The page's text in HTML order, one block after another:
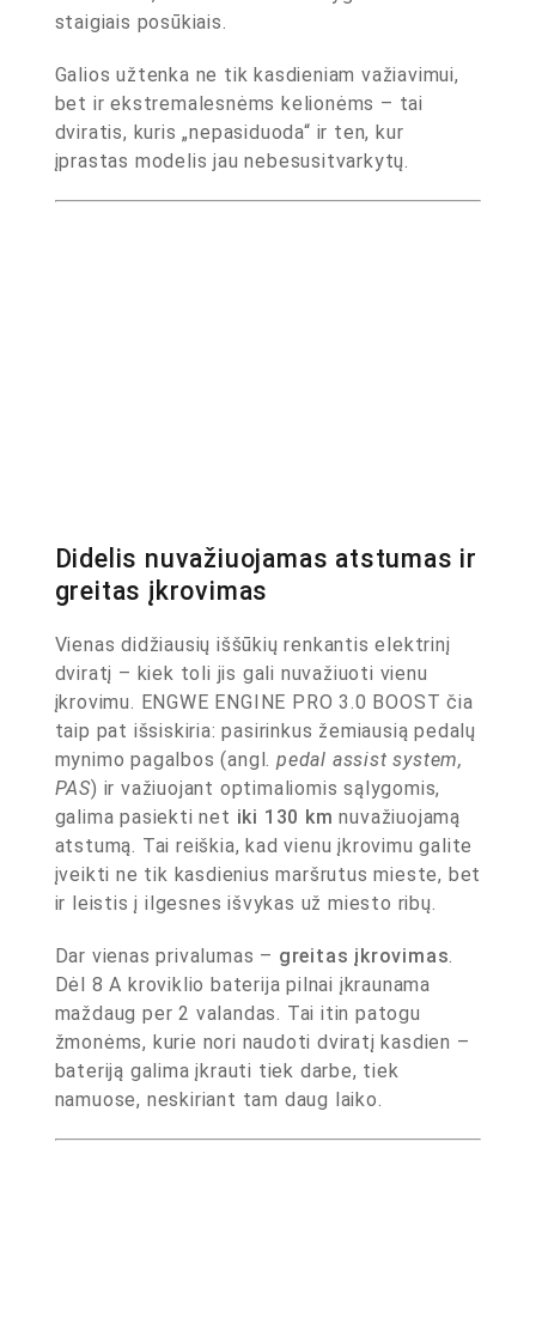
staigiais posūkiais.
Galios užtenka ne tik kasdieniam važiavimui,
bet ir ekstremalesnėms kelionėms – tai
dviratis, kuris „nepasiduoda“ ir ten, kur
įprastas modelis jau nebesusitvarkytų.
Didelis nuvažiuojamas atstumas ir
greitas įkrovimas
Vienas didžiausių iššūkių renkantis elektrinį
dviratį – kiek toli jis gali nuvažiuoti vienu
įkrovimu. ENGWE ENGINE PRO 3.0 BOOST čia
taip pat išsiskiria: pasirinkus žemiausią pedalų
mynimo pagalbos (angl. pedal assist system,
PAS) ir važiuojant optimaliomis sąlygomis,
galima pasiekti net iki 130 km nuvažiuojamą
atstumą. Tai reiškia, kad vienu įkrovimu galite
įveikti ne tik kasdienius maršrutus mieste, bet
ir leistis į ilgesnes išvykas už miesto ribų.
Dar vienas privalumas – greitas įkrovimas
Dėl 8 A kroviklio baterija pilnai įkraunama
maždaug per 2 valandas. Tai itin patogu
žmonėms, kurie nori naudoti dviratį kasdien –
bateriją galima įkrauti tiek darbe, tiek
namuose, neskiriant tam daug laiko.